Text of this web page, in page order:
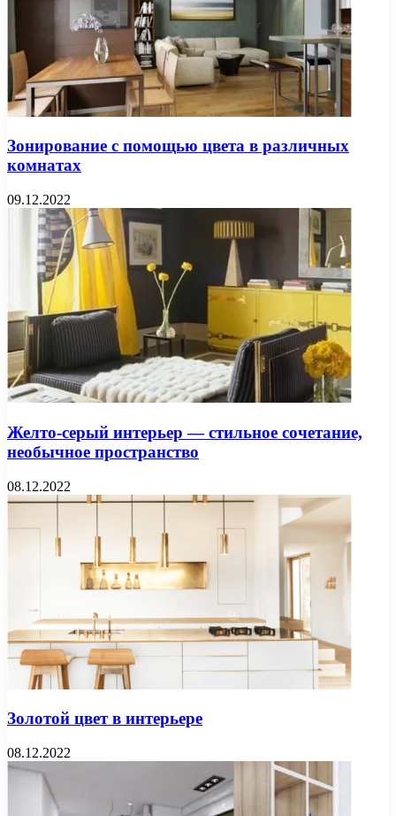
Зонирование с помощью цвета в различных
комнатах
09.12.2022
Желто-серый интерьер — стильное сочетание,
необычное пространство
08.12.2022
Золотой цвет в интерьере
08.12.2022